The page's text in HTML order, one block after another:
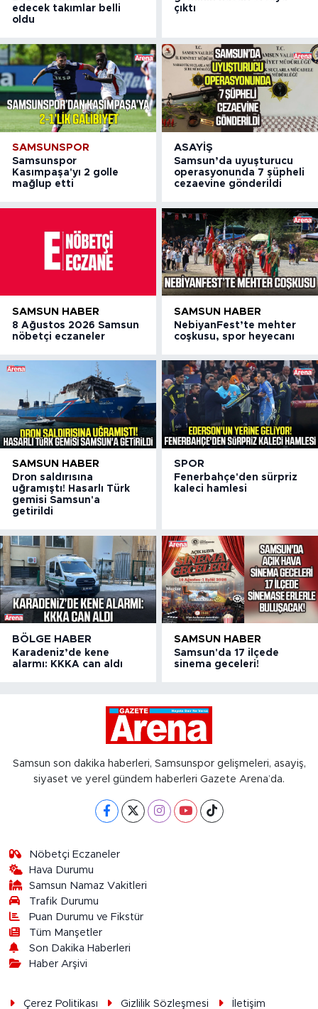
edecek takımlar belli
oldu
çıktı
SAMSUNSPOR
Samsunspor
Kasımpaşa'yı 2 golle
mağlup etti
ASAYIŞ
Samsun’da uyuşturucu
operasyonunda 7 şüpheli
cezaevine gönderildi
SAMSUN HABER
8 Ağustos 2026 Samsun
nöbetçi eczaneler
SAMSUN HABER
NebiyanFest’te mehter
coşkusu, spor heyecanı
SAMSUN HABER
Dron saldırısına
uğramıştı! Hasarlı Türk
gemisi Samsun'a
getirildi
SPOR
Fenerbahçe'den sürpriz
kaleci hamlesi
BÖLGE HABER
Karadeniz’de kene
alarmı: KKKA can aldı
SAMSUN HABER
Samsun'da 17 ilçede
sinema geceleri!
Samsun son dakika haberleri, Samsunspor gelişmeleri, asayiş,
siyaset ve yerel gündem haberleri Gazete Arena’da.
Nöbetçi Eczaneler
Hava Durumu
Samsun Namaz Vakitleri
Trafik Durumu
Puan Durumu ve Fikstür
Tüm Manşetler
Son Dakika Haberleri
Haber Arşivi
Çerez Politikası Gizlilik Sözleşmesi İletişim